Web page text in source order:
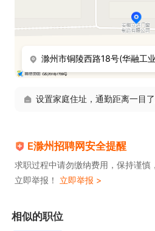
设置家庭住址，通勤距离一目
E滁州招聘网安全提醒
求职过程中请勿缴纳费用，保持谨慎
立即举报！ 立即举报 >
相似的职位